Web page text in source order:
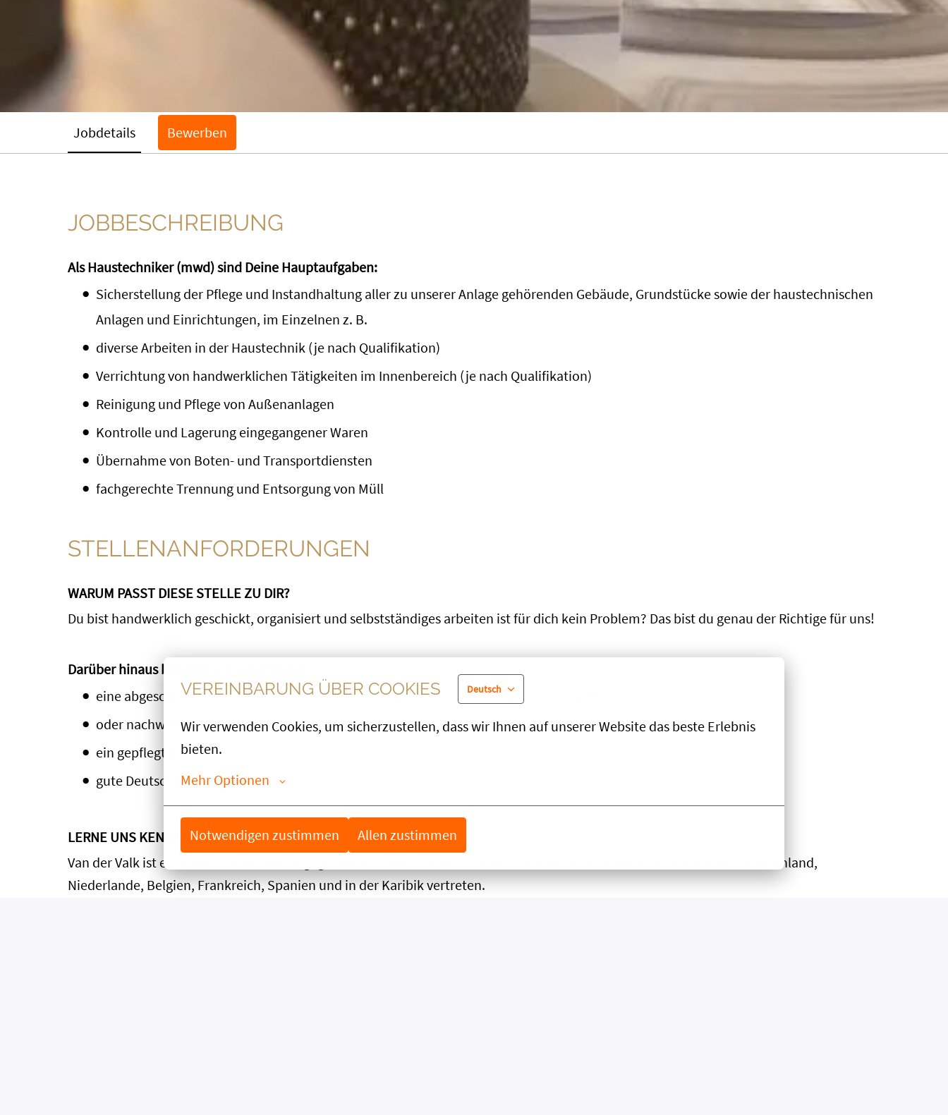
VEREINBARUNG ÜBER COOKIES Deutsch
Wir verwenden Cookies, um sicherzustellen, dass wir Ihnen auf unserer Website das beste Erlebnis
bieten.
Mehr Optionen
Notwendigen zustimmen Allen zustimmen
Jobdetails Bewerben
JOBBESCHREIBUNG
Als Haustechniker (mwd) sind Deine Hauptaufgaben:
Sicherstellung der Pflege und Instandhaltung aller zu unserer Anlage gehörenden Gebäude, Grundstücke sowie der haustechnischen
Anlagen und Einrichtungen, im Einzelnen z. B.
diverse Arbeiten in der Haustechnik (je nach Qualifikation)
Verrichtung von handwerklichen Tätigkeiten im Innenbereich (je nach Qualifikation)
Reinigung und Pflege von Außenanlagen
Kontrolle und Lagerung eingegangener Waren
Übernahme von Boten- und Transportdiensten
fachgerechte Trennung und Entsorgung von Müll
STELLENANFORDERUNGEN
WARUM PASST DIESE STELLE ZU DIR?
Du bist handwerklich geschickt, organisiert und selbstständiges arbeiten ist für dich kein Problem? Das bist du genau der Richtige für uns!
Darüber hinaus bringst Du folgendes mit:
eine abgeschlossene Ausbildung als Gas Wasser Installateur oder einem ähnlichem Beruf
oder nachweisbare einschlägige Erfahrungen, Fähigkeiten und Fertigkeiten
ein gepflegtes Erscheinungsbild
gute Deutschkenntnisse
LERNE UNS KENNEN!
Van der Valk ist ein in den Niederlanden gegründetes Familienunternehmen. Seit 1929 ist Van der Valk aktiv und in Deutschland,
Niederlande, Belgien, Frankreich, Spanien und in der Karibik vertreten.